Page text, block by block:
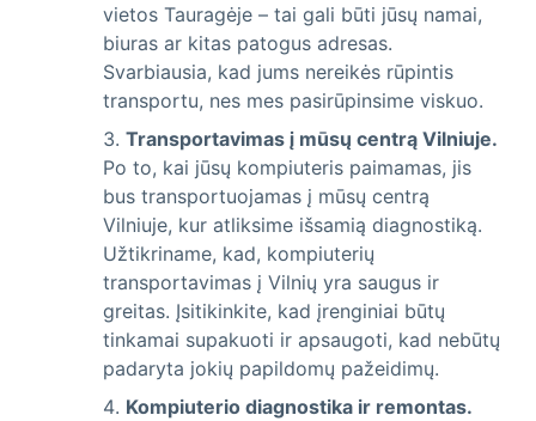
vietos Tauragėje – tai gali būti jūsų namai,
biuras ar kitas patogus adresas.
Svarbiausia, kad jums nereikės rūpintis
transportu, nes mes pasirūpinsime viskuo.
Transportavimas į mūsų centrą Vilniuje.
Po to, kai jūsų kompiuteris paimamas, jis
bus transportuojamas į mūsų centrą
Vilniuje, kur atliksime išsamią diagnostiką.
Užtikriname, kad, kompiuterių
transportavimas į Vilnių yra saugus ir
greitas. Įsitikinkite, kad įrenginiai būtų
tinkamai supakuoti ir apsaugoti, kad nebūtų
padaryta jokių papildomų pažeidimų.
Kompiuterio diagnostika ir remontas.